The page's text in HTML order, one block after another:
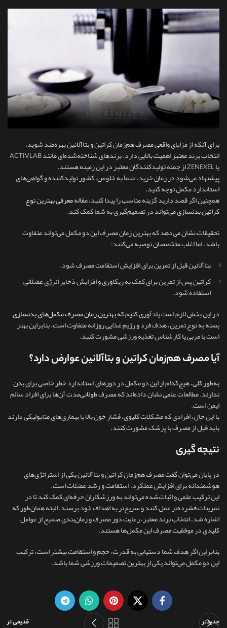
برای آنکه از مزایای واقعی مصرف هم‌زمان کراتین و بتاآلانین بهره‌مند شوید،
انتخاب برند معتبر اهمیت بالایی دارد. برندهای شناخته‌شده‌ای مانند ACTIVLAB
یا ZENEXEL از جمله تولیدکنندگان معتبر در این زمینه هستند.
پیشنهاد می‌شود در زمان خرید، حتماً به خلوص، کشور تولیدکننده و گواهی‌های
استاندارد مکمل توجه کنید.
همچنین اگر قصد دارید گزینه مناسب را پیدا کنید، مقالهمعرفی بهترین نوع
کراتین بدنسازیمی‌تواند در تصمیم‌گیری به شما کمک کند.
تحقیقات نشان می‌دهد که بهترین زمان مصرف این دو مکمل می‌تواند متفاوت
باشد، اما اغلب متخصصان توصیه می‌کنند:
بتاآلانین قبل از تمرین برای افزایش استقامت مصرف شود.
کراتین پس از تمرین برای کمک به ریکاوری و افزایش ذخایر انرژی عضلانی
استفاده شود.
در این بخش لازم است یادآوری کنیم کهبهترین زمان مصرف مکمل‌های بدنسازی
بسته به نوع تمرین، هدف فرد و رژیم غذایی روزانه متفاوت است. بنابراین بهتر
است با مربی یا کارشناس تغذیه ورزشی مشورت کنید.
آیا مصرف هم‌زمان کراتین و بتاآلانین عوارض دارد؟
به‌طور کلی، هیچ‌کدام از این دو مکمل در دوزهای استاندارد خطر خاصی برای بدن
ندارند. مطالعات علمی نشان داده‌اند که مصرف طولانی‌مدت آن‌ها برای افراد سالم
ایمن است.
با این حال، افرادی که مشکلات کلیوی، فشار خون بالا یا بیماری‌های متابولیکی دارند
باید قبل از مصرف با پزشک مشورت کنند.
نتیجه گیری
در پایان می‌توان گفت مصرف هم‌زمان کراتین و بتاآلانین یکی از استراتژی‌های
هوشمندانه برای افزایش عملکرد، استقامت و رشد عضلات است.
این ترکیب علمی و اثبات‌شده می‌تواند به ورزشکاران حرفه‌ای کمک کند تا در
تمرینات فشرده‌تر عمل کنند و سریع‌تر به اهداف خود برسند. البته همان‌طور که
اشاره شد، انتخاب برند معتبر، رعایت دوز مصرف و زمان‌بندی صحیح از عوامل
کلیدی در موفقیت مصرف این مکمل‌ها هستند.
بنابراین اگر هدف شما دستیابی به قدرت، حجم و استقامت بیشتر است، ترکیب
این دو مکمل می‌تواند یکی از بهترین تصمیمات ورزشی شما باشد.
جدیدتر قدیمی تر